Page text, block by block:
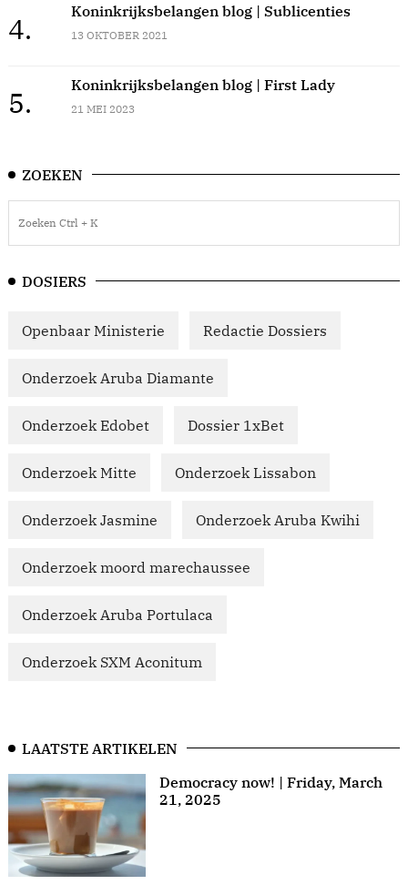
4.
Koninkrijksbelangen blog | Sublicenties
13 OKTOBER 2021
5.
Koninkrijksbelangen blog | First Lady
21 MEI 2023
ZOEKEN
DOSIERS
Openbaar Ministerie Redactie Dossiers
Onderzoek Aruba Diamante
Onderzoek Edobet Dossier 1xBet
Onderzoek Mitte Onderzoek Lissabon
Onderzoek Jasmine Onderzoek Aruba Kwihi
Onderzoek moord marechaussee
Onderzoek Aruba Portulaca
Onderzoek SXM Aconitum
LAATSTE ARTIKELEN
Democracy now! | Friday, March
21, 2025